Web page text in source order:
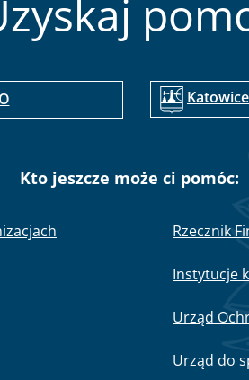
Katowice
Kto jeszcze może ci pomóc:
Rzecznik
Instytucje
Urząd
Urząd do